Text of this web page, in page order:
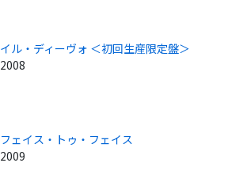
イル・ディーヴォ ＜初回生産限定盤＞
2008
フェイス・トゥ・フェイス
2009